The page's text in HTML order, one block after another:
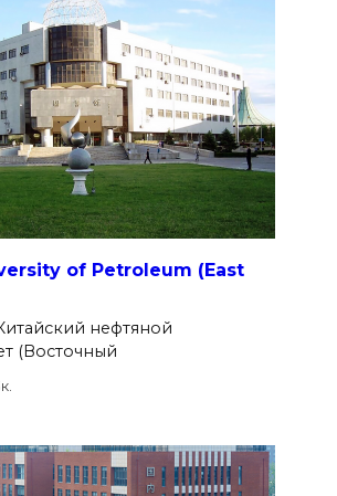
of Petroleum (East
нефтяной
(Восточный